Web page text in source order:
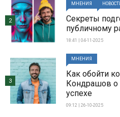
МНЕНИЯ
Секреты
публичному
18:41 | 04-11-2025
2
МНЕНИЯ
Как обойти
Кондрашов о
успехе
09:12 | 26-10-2025
3